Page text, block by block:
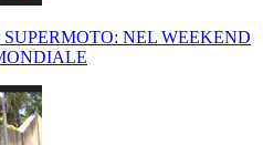
NEL WEEKEND